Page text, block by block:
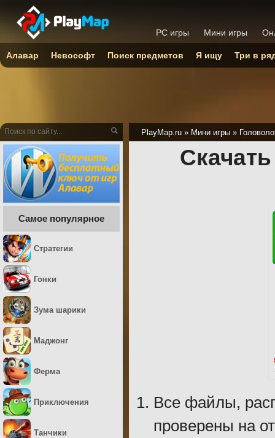
PlayMap.ru » Мини игры »
Все файлы,
проверены на
Самое популярное
Стратегии
Гонки
Зума шарики
Маджонг
Ферма
Приключения
Танчики
PC игры Мини игры
Алавар Невософт Поиск предметов Я ищу Три в